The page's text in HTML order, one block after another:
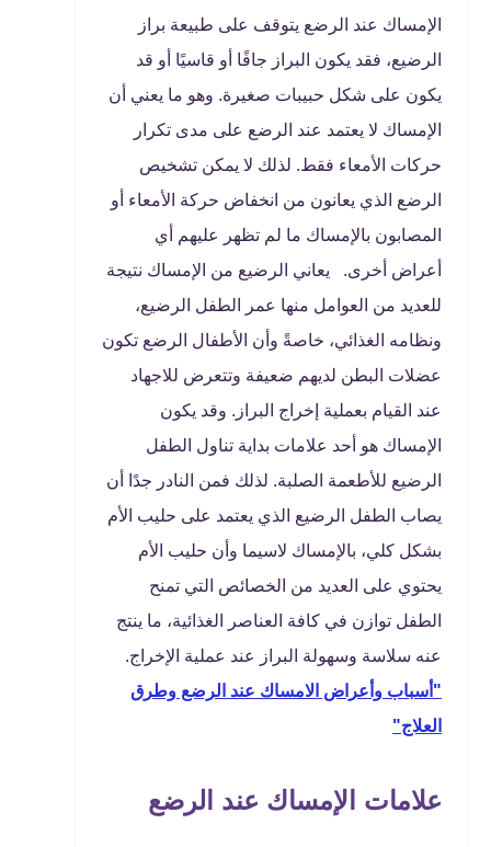
الإمساك عند الرضع يتوقف على طبيعة براز
الرضيع، فقد يكون البراز جافًا أو قاسيًا أو قد
يكون على شكل حبيبات صغيرة. وهو ما يعني أن
الإمساك لا يعتمد عند الرضع على مدى تكرار
حركات الأمعاء فقط. لذلك لا يمكن تشخيص
الرضع الذي يعانون من انخفاض حركة الأمعاء أو
المصابون بالإمساك ما لم تظهر عليهم أي
أعراض أخرى. يعاني الرضيع من الإمساك نتيجة
للعديد من العوامل منها عمر الطفل الرضيع،
ونظامه الغذائي، خاصةً وأن الأطفال الرضع تكون
عضلات البطن لديهم ضعيفة وتتعرض للاجهاد
عند القيام بعملية إخراج البراز. وقد يكون
الإمساك هو أحد علامات بداية تناول الطفل
الرضيع للأطعمة الصلبة. لذلك فمن النادر جدًا أن
يصاب الطفل الرضيع الذي يعتمد على حليب الأم
بشكل كلي، بالإمساك لاسيما وأن حليب الأم
يحتوي على العديد من الخصائص التي تمنح
الطفل توازن في كافة العناصر الغذائية، ما ينتج
عنه سلاسة وسهولة البراز عند عملية الإخراج.
"أسباب وأعراض الامساك عند الرضع وطرق
العلاج"
علامات الإمساك عند الرضع